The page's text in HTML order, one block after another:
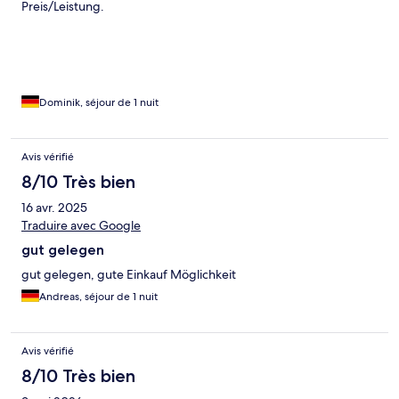
Preis/Leistung.
Dominik, séjour de 1 nuit
Avis vérifié
8/10 Très bien
16 avr. 2025
Traduire avec Google
gut gelegen
gut gelegen, gute Einkauf Möglichkeit
Andreas, séjour de 1 nuit
Avis vérifié
8/10 Très bien